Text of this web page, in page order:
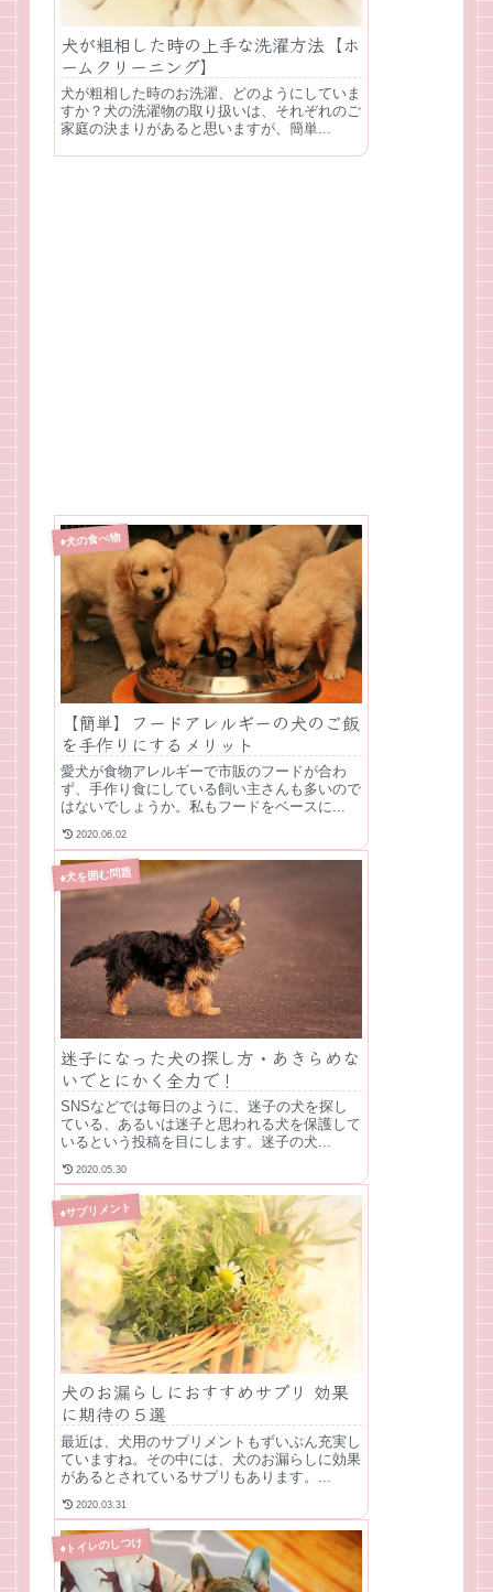
犬が粗相した時の上手な洗濯方法【ホ
ームクリーニング】
犬が粗相した時のお洗濯、どのようにしていま
すか？犬の洗濯物の取り扱いは、それぞれのご
家庭の決まりがあると思いますが、簡単...
♦犬の食べ物
【簡単】フードアレルギーの犬のご飯
を手作りにするメリット
愛犬が食物アレルギーで市販のフードが合わ
ず、手作り食にしている飼い主さんも多いので
はないでしょうか。私もフードをベースに...
2020.06.02
♦犬を囲む問題
迷子になった犬の探し方・あきらめな
いでとにかく全力で！
SNSなどでは毎日のように、迷子の犬を探し
ている、あるいは迷子と思われる犬を保護して
いるという投稿を目にします。迷子の犬...
2020.05.30
♦サプリメント
犬のお漏らしにおすすめサプリ 効果
に期待の５選
最近は、犬用のサプリメントもずいぶん充実し
ていますね。その中には、犬のお漏らしに効果
があるとされているサプリもあります。...
2020.03.31
♦トイレのしつけ